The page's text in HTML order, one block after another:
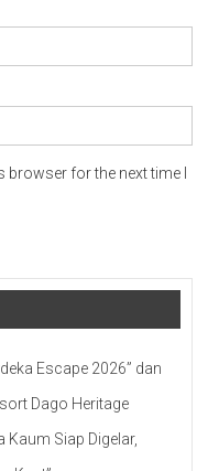
browser for the next time I
Escape 2026” dan
Dago Heritage
Kaum Siap Digelar,